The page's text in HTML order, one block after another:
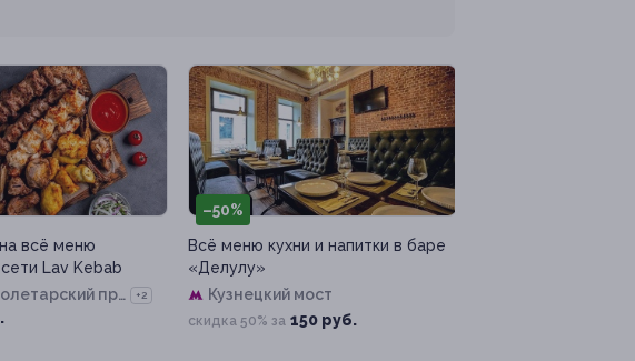
всё меню
Lav Kebab
пр-
+2
–50%
Всё меню кухни и напитки в баре
«Делулу»
Кузнецкий мост
скидка 50% за 150 руб.